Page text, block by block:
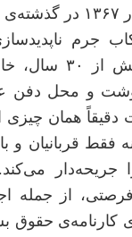
۱۳۶۷ در گذشته‌ی
جرم
از ۳۰ سال،
و محل دفن
دقیقاً همان چیزی
فقط قربانیان و
جریحه‌دار
فرصتی، از جمله
کارنامه‌ی حقوق